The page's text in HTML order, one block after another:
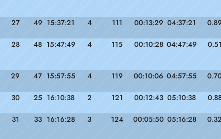
27 49 15:37:21 4 111 00:13:29 04:37:21
28 48 15:47:49 4 115 00:10:28 04:47:49
29 47 15:57:55 4 119 00:10:06 04:57:55
30 25 16:10:38 2 121 00:12:43 05:10:38
31 33 16:16:28 3 124 00:05:50 05:16:28